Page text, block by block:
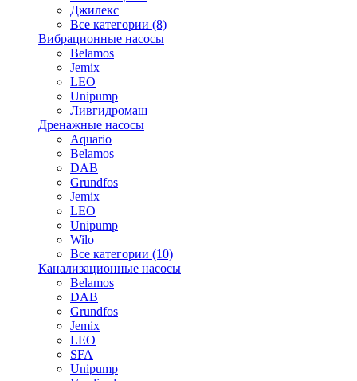
Джилекс
Все категории (8)
Вибрационные насосы
Belamos
Jemix
LEO
Unipump
Ливгидромаш
Дренажные насосы
Aquario
Belamos
DAB
Grundfos
Jemix
LEO
Unipump
Wilo
Все категории (10)
Канализационные насосы
Belamos
DAB
Grundfos
Jemix
LEO
SFA
Unipump